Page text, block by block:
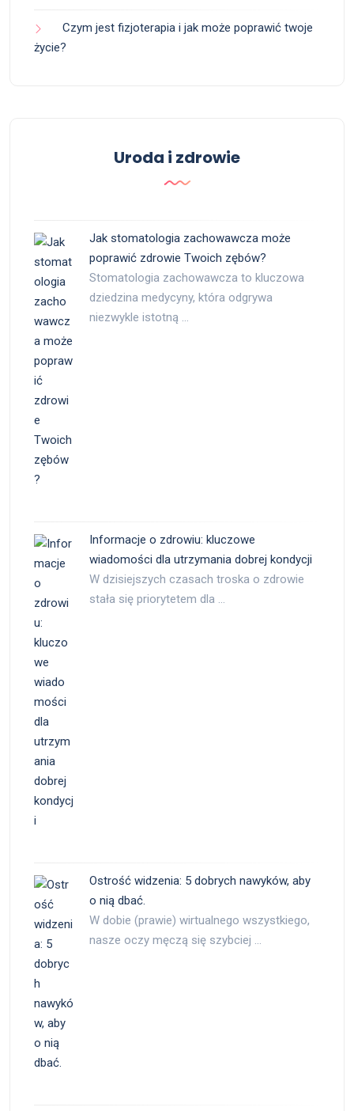
Czym jest fizjoterapia i jak może poprawić twoje
życie?
Uroda i zdrowie
Jak stomatologia zachowawcza może
poprawić zdrowie Twoich zębów?
Stomatologia zachowawcza to kluczowa
dziedzina medycyny, która odgrywa
niezwykle istotną …
Informacje o zdrowiu: kluczowe
wiadomości dla utrzymania dobrej kondycji
W dzisiejszych czasach troska o zdrowie
stała się priorytetem dla …
Ostrość widzenia: 5 dobrych nawyków, aby
o nią dbać.
W dobie (prawie) wirtualnego wszystkiego,
nasze oczy męczą się szybciej …